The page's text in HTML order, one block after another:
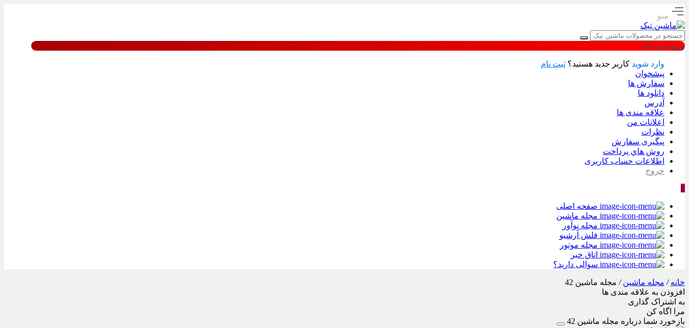
منو
ورود/ثبت نام
وارد شوید کاربر جدید هستید؟ ثبت نام
پیشخوان
سفارش ها
دانلود ها
آدرس
علاقه مندی ها
اعلانات من
نظرات
پیگیری سفارش
روش هاي پرداخت
اطلاعات حساب كاربری
خروج
0
صفحه اصلی
مجله ماشین
مجله نوآور
فلش آرشیو
مجله موتور
اتاق خبر
سوالی دارید؟
خانه/ مجله ماشین/ مجله ماشین 42
افزودن به علاقه مندی ها
به اشتراک گذاری
مرا اگاه کن
بازخورد شما درباره مجله ماشین 42